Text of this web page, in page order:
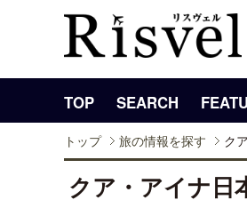
TOP SEARCH
トップ 旅の情報を探す ク
クア・アイナ日